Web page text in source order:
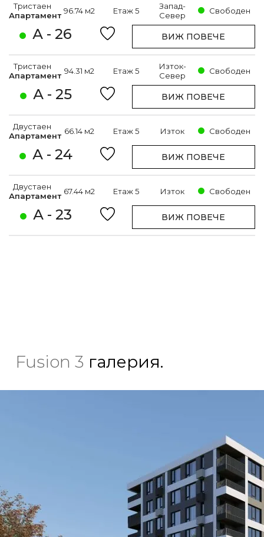
А - 26
Тристаен
Апартамент 96.74 м2 Етаж 5
Запад-
Север
Свободен
ВИЖ ПОВЕЧЕ
А - 25
Тристаен
Апартамент 94.31 м2 Етаж 5
Изток-
Север
Свободен
ВИЖ ПОВЕЧЕ
А - 24
Двустаен
Апартамент 66.14 м2 Етаж 5 Изток Свободен
ВИЖ ПОВЕЧЕ
А - 23
Двустаен
Апартамент 67.44 м2 Етаж 5 Изток Свободен
ВИЖ ПОВЕЧЕ
Fusion 3 галерия.